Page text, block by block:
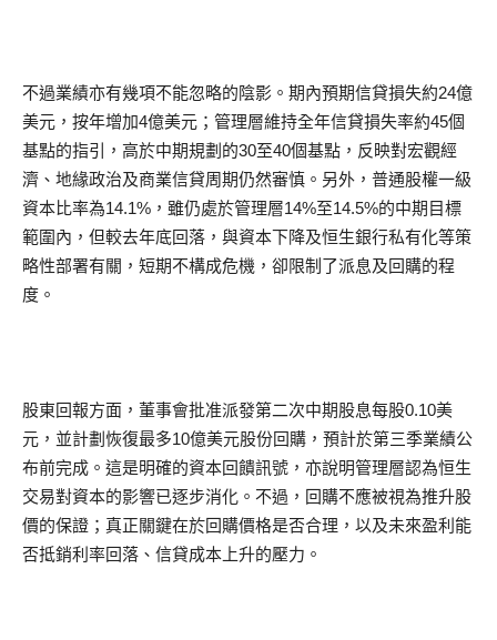
不過業績亦有幾項不能忽略的陰影。期內預期信貸損失約24億
美元，按年增加4億美元；管理層維持全年信貸損失率約45個
基點的指引，高於中期規劃的30至40個基點，反映對宏觀經
濟、地緣政治及商業信貸周期仍然審慎。另外，普通股權一級
資本比率為14.1%，雖仍處於管理層14%至14.5%的中期目標
範圍內，但較去年底回落，與資本下降及恒生銀行私有化等策
略性部署有關，短期不構成危機，卻限制了派息及回購的程
度。
股東回報方面，董事會批准派發第二次中期股息每股0.10美
元，並計劃恢復最多10億美元股份回購，預計於第三季業績公
布前完成。這是明確的資本回饋訊號，亦說明管理層認為恒生
交易對資本的影響已逐步消化。不過，回購不應被視為推升股
價的保證；真正關鍵在於回購價格是否合理，以及未來盈利能
否抵銷利率回落、信貸成本上升的壓力。